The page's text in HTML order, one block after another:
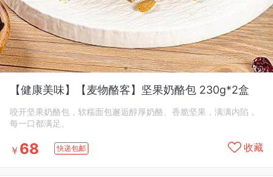
【健康美味】【麦物酪客】坚果奶酪包 230g*2盒
咬开坚果奶酪包，软糯面包邂逅醇厚奶酪、香脆坚果，满满内陷，
每一口都满足。
￥ 68 快递包邮 收藏